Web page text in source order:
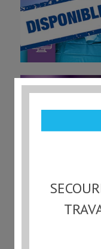
Mis en avant